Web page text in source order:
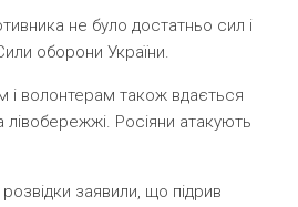
не було достатньо сил і
оборони України.
і волонтерам також вдається
лівобережжі. Росіяни атакують
заявили, що підрив